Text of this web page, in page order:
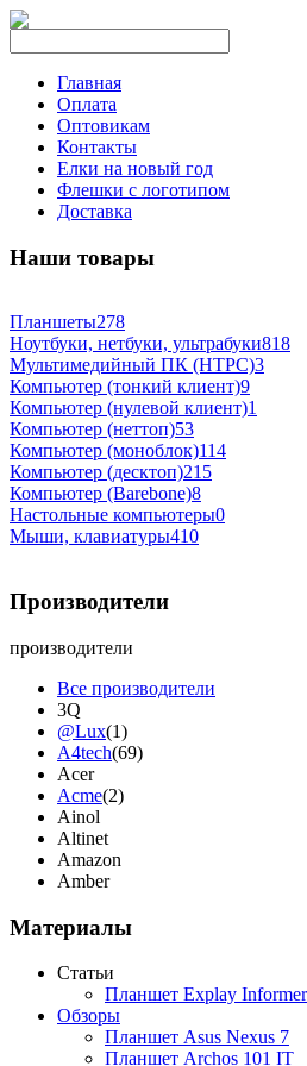
Главная
Оплата
Оптовикам
Контакты
Елки на новый год
Флешки с логотипом
Доставка
Наши товары
Планшеты278
Ноутбуки, нетбуки, ультрабуки818
Мультимедийный ПК (HTPC)3
Компьютер (тонкий клиент)9
Компьютер (нулевой клиент)1
Компьютер (неттоп)53
Компьютер (моноблок)114
Компьютер (десктоп)215
Компьютер (Barebone)8
Настольные компьютеры0
Мыши, клавиатуры410
Производители
производители
Все производители
3Q
@Lux(1)
A4tech(69)
Acer
Acme(2)
Ainol
Altinet
Amazon
Amber
Apache
Apple
Apriori
Archos
Armaggeddon(2)
Assistant
Asus
(9)
Материалы
Статьи
Планшет Explay Informer
Обзоры
Планшет Asus Nexus 7
Планшет Archos 101 IT